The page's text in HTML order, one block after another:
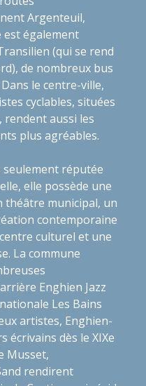
Argenteuil,
est également
(qui se rend
de nombreux bus
le centre-ville,
cyclables, situées
rendent aussi les
plus agréables.
seulement réputée
elle possède une
théâtre municipal, un
contemporaine
culturel et une
La commune
Enghien Jazz
Les Bains
artistes, Enghien-
écrivains dès le XIXe
Musset,
rendirent